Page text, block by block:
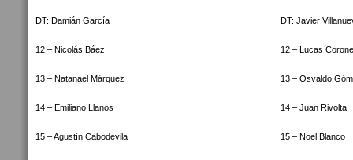
DT: Damián García DT: Javier
12 – Nicolás Báez 12 – Lucas
13 – Natanael Márquez 13 – Osvaldo
14 – Emiliano Llanos 14 – Juan Rivolta
15 – Agustín Cabodevila 15 – Noel Blanco